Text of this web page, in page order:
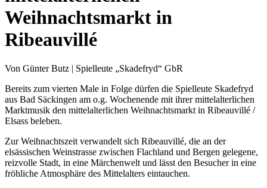
Weihnachtsmarkt in
Ribeauvillé
Von Günter Butz | Spielleute „Skadefryd“ GbR
Bereits zum vierten Male in Folge dürfen die Spielleute Skadefryd
aus Bad Säckingen am o.g. Wochenende mit ihrer mittelalterlichen
Marktmusik den mittelalterlichen Weihnachtsmarkt in Ribeauvillé /
Elsass beleben.
Zur Weihnachtszeit verwandelt sich Ribeauvillé, die an der
elsässischen Weinstrasse zwischen Flachland und Bergen gelegene,
reizvolle Stadt, in eine Märchenwelt und lässt den Besucher in eine
fröhliche Atmosphäre des Mittelalters eintauchen.